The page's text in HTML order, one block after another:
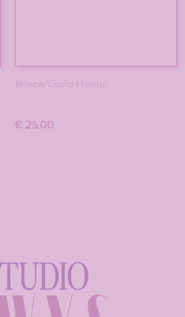
Black/Gold Heels
€ 25,00